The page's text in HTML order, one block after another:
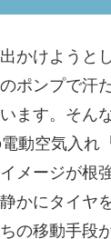
出かけよう
ポンプで汗
ます。そん
動空気入れ
メージが根
かにタイヤ
の移動手段